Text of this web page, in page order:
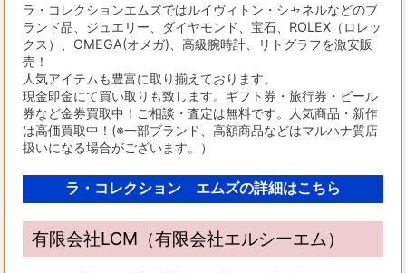
ラ・コレクションエムズではルイヴィトン・シャネルなどのブ
ランド品、ジュエリー、ダイヤモンド、宝石、ROLEX（ロレッ
クス）、OMEGA(オメガ)、高級腕時計、リトグラフを激安販
売！
人気アイテムも豊富に取り揃えております。
現金即金にて買い取りも致します。ギフト券・旅行券・ビール
券など金券買取中！ご相談・査定は無料です。人気商品・新作
は高価買取中！(※一部ブランド、高額商品などはマルハナ質店
扱いになる場合がございます。）
ラ・コレクション エムズの詳細はこちら
有限会社LCM（有限会社エルシーエム）